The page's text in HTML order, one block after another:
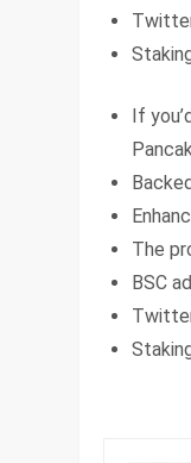
If
The
BSC